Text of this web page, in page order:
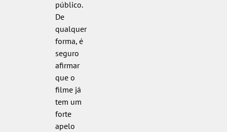
público.
De
qualquer
forma, é
seguro
afirmar
que o
filme já
tem um
forte
apelo